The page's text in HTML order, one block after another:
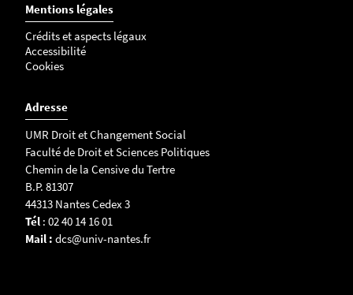
Mentions légales
Crédits et aspects légaux
Accessibilité
Cookies
Adresse
UMR Droit et Changement Social
Faculté de Droit et Sciences Politiques
Chemin de la Censive du Tertre
B.P. 81307
44313 Nantes Cedex 3
Tél : 02 40 14 16 01
Mail : dcs@univ-nantes.fr